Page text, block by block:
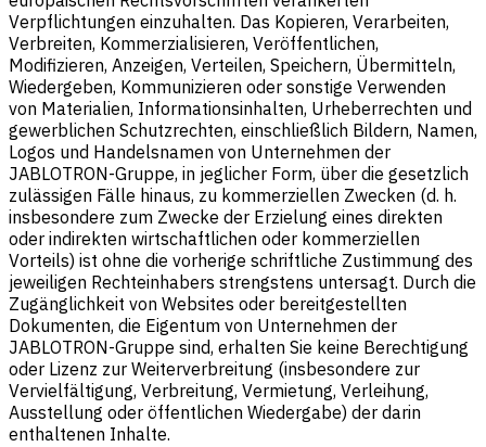
Verpflichtungen einzuhalten. Das Kopieren, Verarbeiten,
Verbreiten, Kommerzialisieren, Veröffentlichen,
Modifizieren, Anzeigen, Verteilen, Speichern, Übermitteln,
Wiedergeben, Kommunizieren oder sonstige Verwenden
von Materialien, Informationsinhalten, Urheberrechten und
gewerblichen Schutzrechten, einschließlich Bildern, Namen,
Logos und Handelsnamen von Unternehmen der
JABLOTRON-Gruppe, in jeglicher Form, über die gesetzlich
zulässigen Fälle hinaus, zu kommerziellen Zwecken (d. h.
insbesondere zum Zwecke der Erzielung eines direkten
oder indirekten wirtschaftlichen oder kommerziellen
Vorteils) ist ohne die vorherige schriftliche Zustimmung des
jeweiligen Rechteinhabers strengstens untersagt. Durch die
Zugänglichkeit von Websites oder bereitgestellten
Dokumenten, die Eigentum von Unternehmen der
JABLOTRON-Gruppe sind, erhalten Sie keine Berechtigung
oder Lizenz zur Weiterverbreitung (insbesondere zur
Vervielfältigung, Verbreitung, Vermietung, Verleihung,
Ausstellung oder öffentlichen Wiedergabe) der darin
enthaltenen Inhalte.